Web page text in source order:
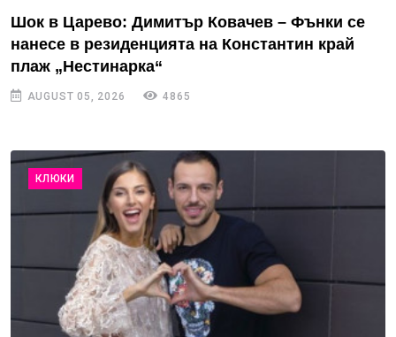
Шок в Царево: Димитър Ковачев – Фънки се
нанесе в резиденцията на Константин край
плаж „Нестинарка“
AUGUST 05, 2026 4865
КЛЮКИ